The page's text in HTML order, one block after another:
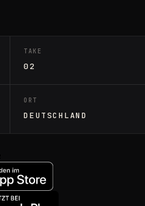
TAKE
02
ORT
DEUTSCHLAND